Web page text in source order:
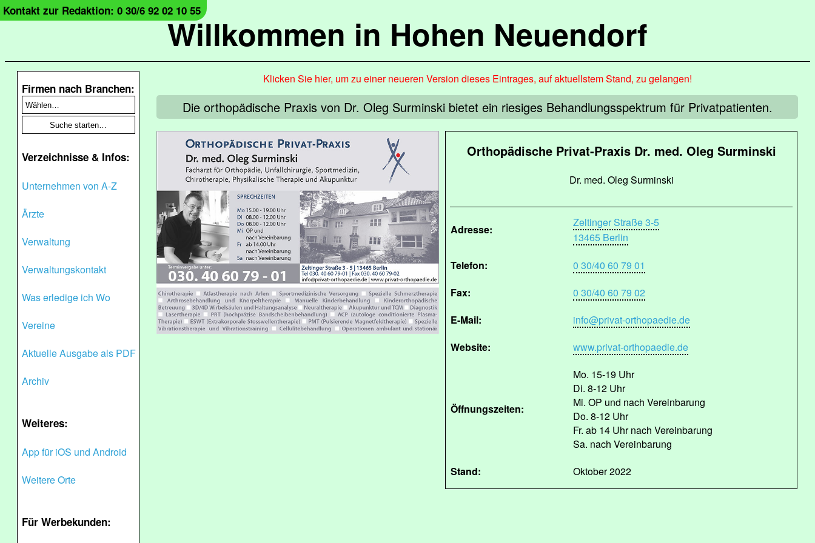
Willkommen in Hohen Neuendorf
Kontakt zur Redaktion: 0 30/6 92 02 10 55
Firmen nach Branchen:
Verzeichnisse & Infos:
Unternehmen von A-Z
Ärzte
Verwaltung
Verwaltungskontakt
Was erledige ich Wo
Vereine
Aktuelle Ausgabe als PDF
Archiv
Weiteres:
App für iOS und Android
Weitere Orte
Für Werbekunden:
Klicken Sie hier, um zu einer neueren Version dieses Eintrages, auf aktuellstem Stand, zu gelangen!
Die orthopädische Praxis von Dr. Oleg Surminski bietet ein riesiges Behandlungsspektrum für Privatpatienten.
Orthopädische Privat-Praxis Dr. med. Oleg Surminski
Dr. med. Oleg Surminski
Adresse:
Zeltinger Straße 3-5
13465 Berlin
Telefon:
0 30/40 60 79 01
Fax:
0 30/40 60 79 02
E-Mail:
info@privat-orthopaedie.de
Website:
www.privat-orthopaedie.de
Öffnungszeiten:
Mo. 15-19 Uhr
Di. 8-12 Uhr
Mi. OP und nach Vereinbarung
Do. 8-12 Uhr
Fr. ab 14 Uhr nach Vereinbarung
Sa. nach Vereinbarung
Stand:
Oktober 2022